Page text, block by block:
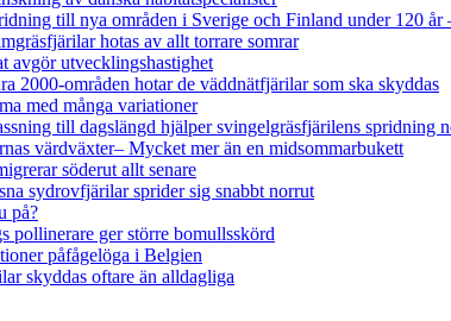
till nya områden i Sverige och Finland under 120 år
hotas av allt torrare somrar
avgör utvecklingshastighet
2000-områden hotar de väddnätfjärilar som ska skyddas
med många variationer
till dagslängd hjälper svingelgräsfjärilens spridning
värdväxter– Mycket mer än en midsommarbukett
söderut allt senare
sydrovfjärilar sprider sig snabbt norrut
på?
pollinerare ger större bomullsskörd
påfågelöga i Belgien
skyddas oftare än alldagliga